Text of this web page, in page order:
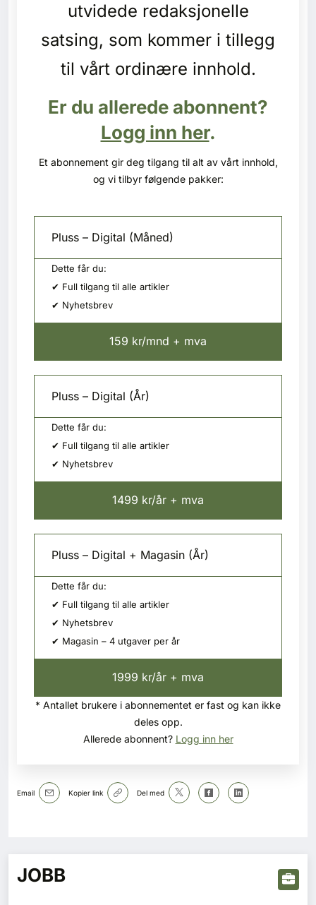
Kontakt oss
utvidede redaksjonelle
satsing, som kommer i tillegg
til vårt ordinære innhold.
Er du allerede abonnent?
Logg inn her.
Et abonnement gir deg tilgang til alt av vårt innhold,
og vi tilbyr følgende pakker:
Pluss – Digital (Måned)
Dette får du:
✔ Full tilgang til alle artikler
✔ Nyhetsbrev
159 kr/mnd + mva
Pluss – Digital (År)
Dette får du:
✔ Full tilgang til alle artikler
✔ Nyhetsbrev
1499 kr/år + mva
Pluss – Digital + Magasin (År)
Dette får du:
✔ Full tilgang til alle artikler
✔ Nyhetsbrev
✔ Magasin – 4 utgaver per år
1999 kr/år + mva
* Antallet brukere i abonnementet er fast og kan ikke
deles opp.
Allerede abonnent? Logg inn her
Email Kopier link Del med
JOBB